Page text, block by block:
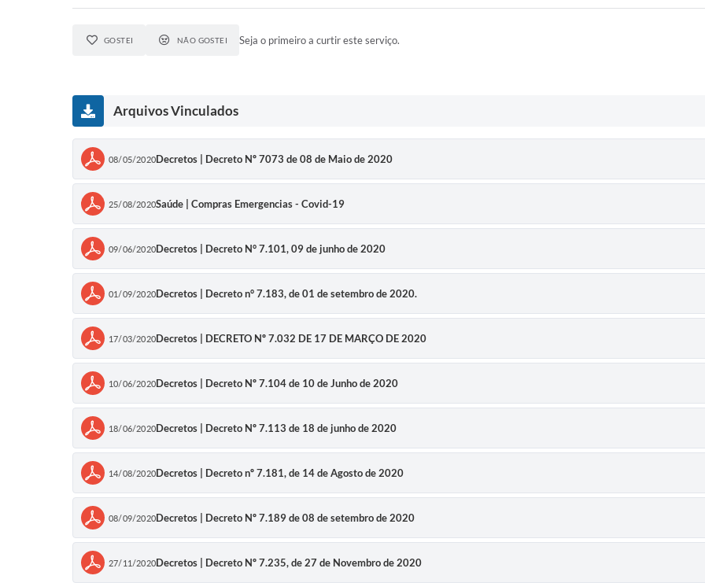
GOSTEI NÃO GOSTEI Seja o primeiro a curtir este serviço.
Arquivos Vinculados
08/05/2020Decretos | Decreto Nº 7073 de 08 de Maio de 2020
25/08/2020Saúde | Compras Emergencias - Covid-19
09/06/2020Decretos | Decreto N° 7.101, 09 de junho de 2020
01/09/2020Decretos | Decreto n° 7.183, de 01 de setembro de 2020.
17/03/2020Decretos | DECRETO Nº 7.032 DE 17 DE MARÇO DE 2020
10/06/2020Decretos | Decreto Nº 7.104 de 10 de Junho de 2020
18/06/2020Decretos | Decreto Nº 7.113 de 18 de junho de 2020
14/08/2020Decretos | Decreto nº 7.181, de 14 de Agosto de 2020
08/09/2020Decretos | Decreto Nº 7.189 de 08 de setembro de 2020
27/11/2020Decretos | Decreto Nº 7.235, de 27 de Novembro de 2020